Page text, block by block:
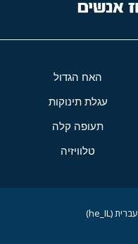
האח הגדול
עגלת תינוקות
תעופה קלה
טלוויזיה
עברית (he_IL)